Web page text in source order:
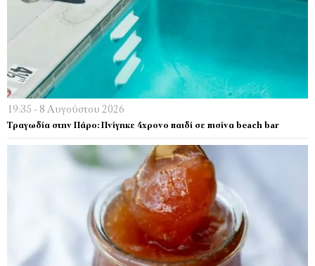
19:35 - 8 Αυγούστου 2026
Tραγωδία στην Πάρο: Πνίγηκε 4χρονο παιδί σε πισίνα beach bar